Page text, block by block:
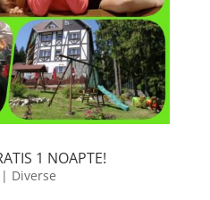
1 NOAPTE!
Diverse